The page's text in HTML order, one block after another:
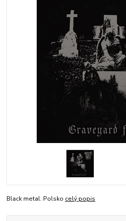
Black metal. Polsko celý popis